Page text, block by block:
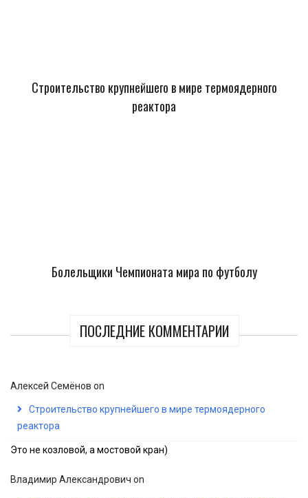
Строительство крупнейшего в мире термоядерного
реактора
Болельщики Чемпионата мира по футболу
ПОСЛЕДНИЕ КОММЕНТАРИИ
Алексей Семёнов on
Строительство крупнейшего в мире термоядерного
реактора
Это не козловой, а мостовой кран)
Владимир Александрович on